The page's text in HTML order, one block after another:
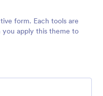
form. Each tools are
apply this theme to